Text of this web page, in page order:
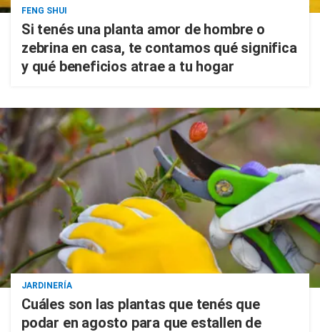
FENG SHUI
Si tenés una planta amor de hombre o
zebrina en casa, te contamos qué significa
y qué beneficios atrae a tu hogar
JARDINERÍA
Cuáles son las plantas que tenés que
podar en agosto para que estallen de